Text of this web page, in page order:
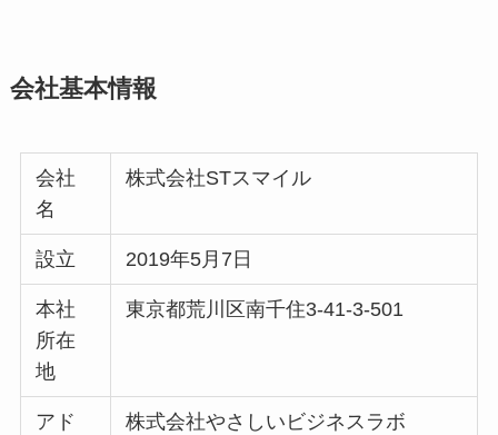
会社基本情報
会社
名
株式会社STスマイル
設立 2019年5月7日
本社
所在
地
東京都荒川区南千住3-41-3-501
アド
株式会社やさしいビジネスラボ